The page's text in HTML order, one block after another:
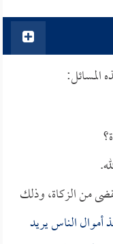
المسائل:
من الزكاة، وذلك
الناس يريد